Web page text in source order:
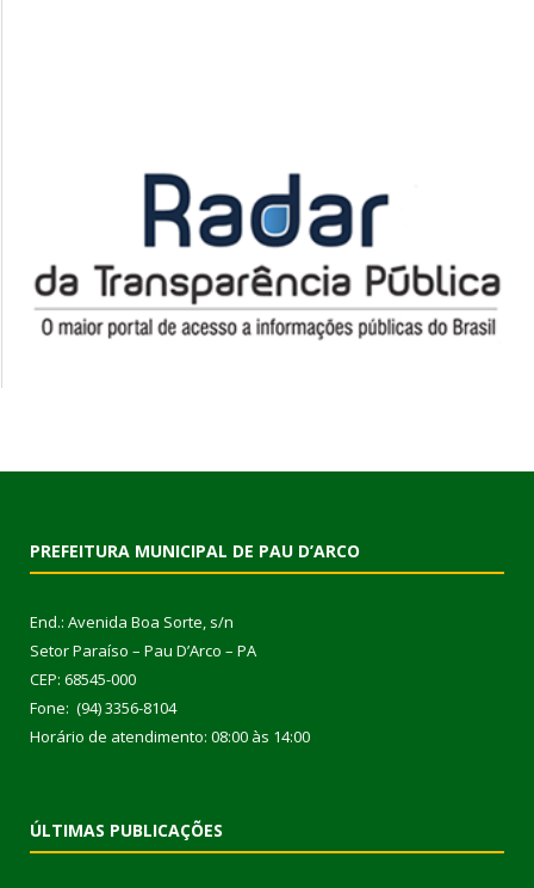
PREFEITURA MUNICIPAL DE PAU D’ARCO
End.: Avenida Boa Sorte, s/n
Setor Paraíso – Pau D’Arco – PA
CEP: 68545-000
Fone: (94) 3356-8104
Horário de atendimento: 08:00 às 14:00
ÚLTIMAS PUBLICAÇÕES